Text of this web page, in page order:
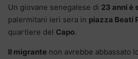
Un giovane senegalese di 23 anni è
palermitani ieri sera in piazza Beati
quartiere del Capo.
Il migrante non avrebbe abbassato